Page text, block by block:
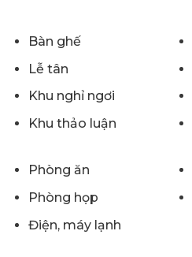
Bàn ghế
Lễ tân
Khu nghỉ ngơi
Khu thảo luận
Phòng ăn
Phòng họp
Điện, máy lạnh